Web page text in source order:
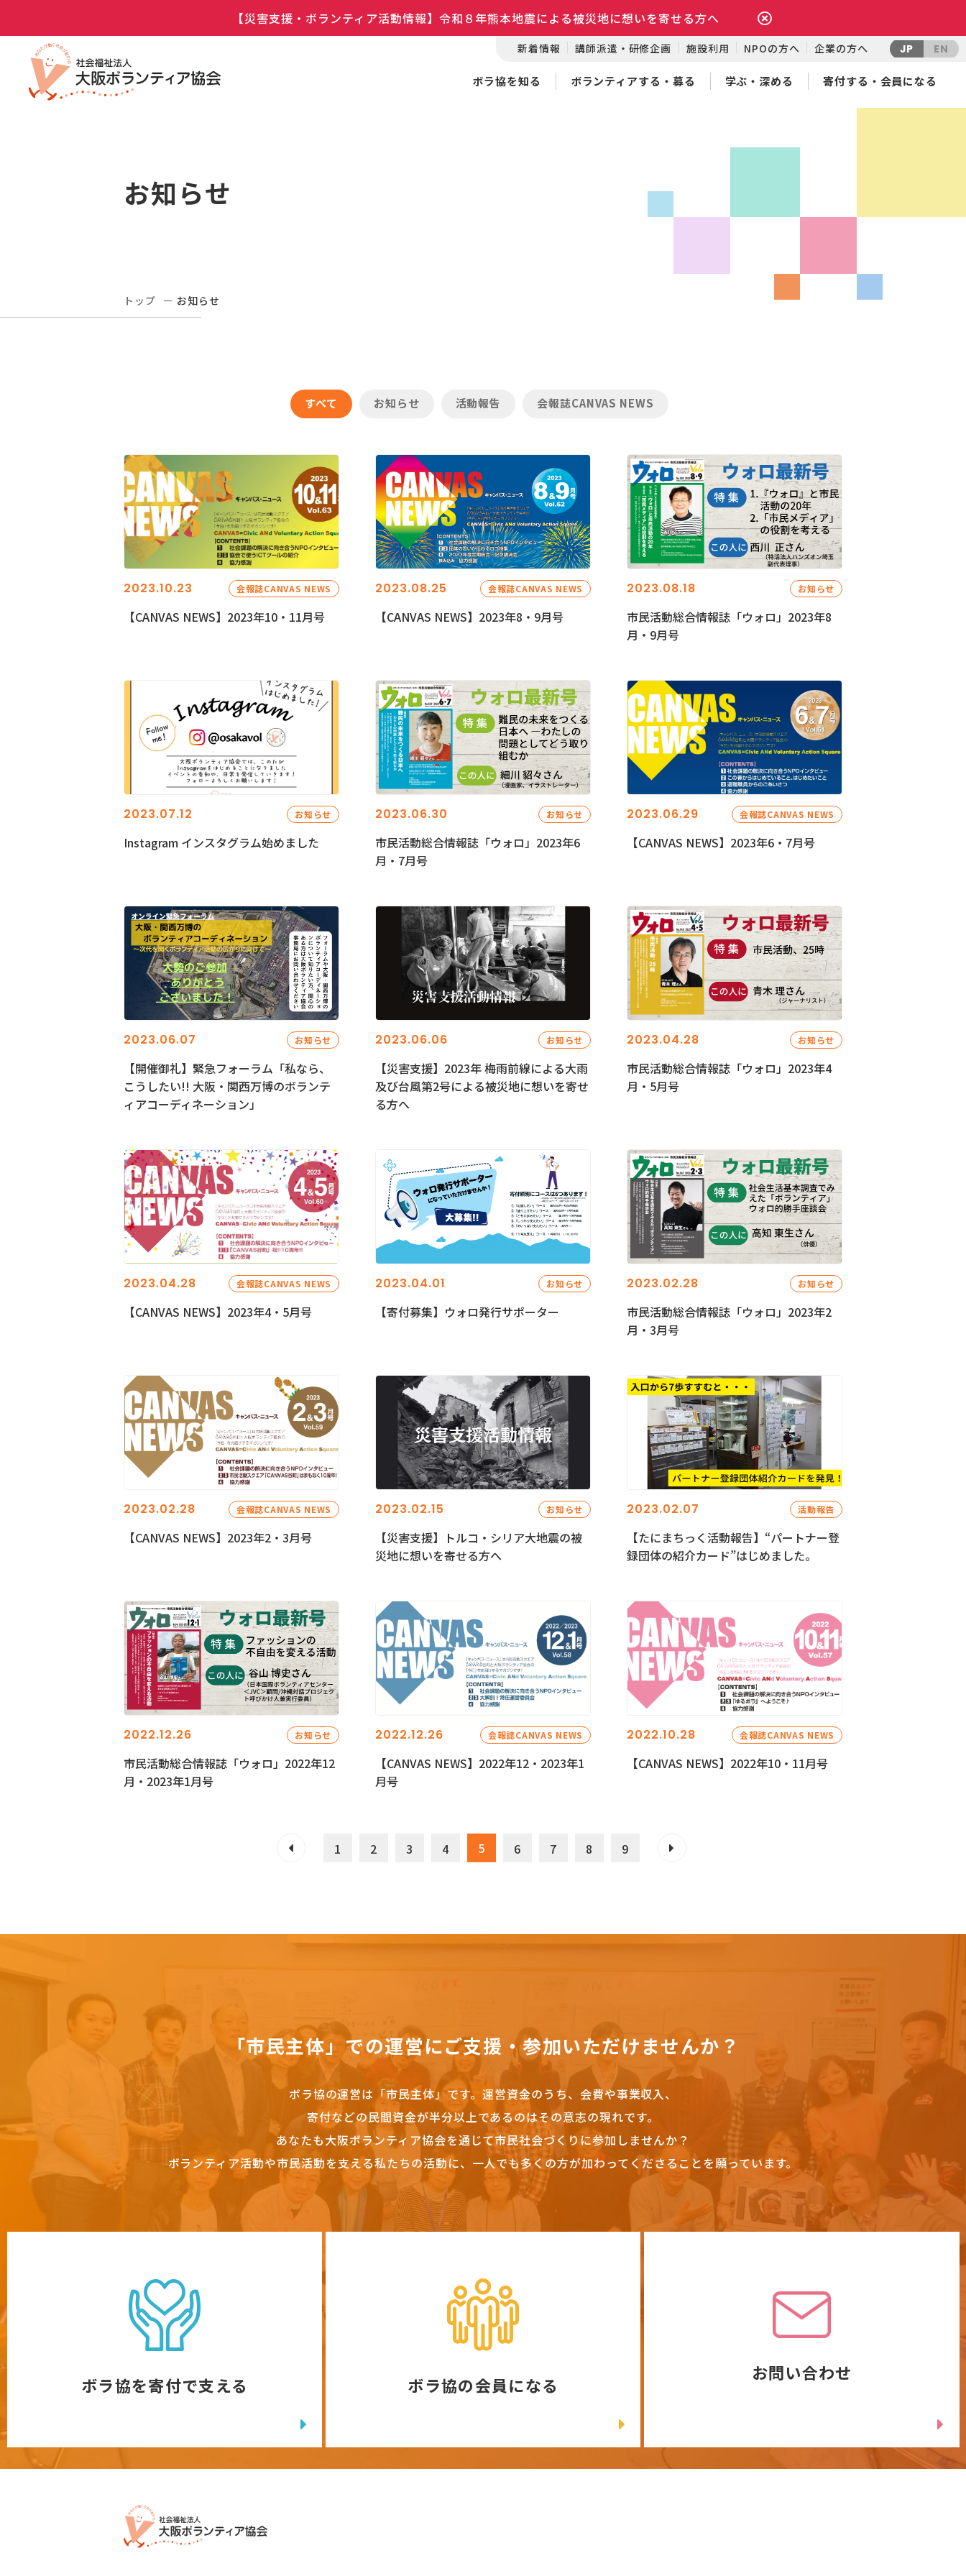
【災害支援・ボランティア活動情報】令和８年熊本地震による被災地に想いを寄せる方へ
新着情報 講師派遣・研修企画 施設利用 NPOの方へ 企業の方へ JP EN
ボラ協を知る ボランティアする・募る 学ぶ・深める 寄付する・会員になる
お知らせ
トップ お知らせ
すべて お知らせ 活動報告 会報誌CANVAS NEWS
2023.10.23 会報誌CANVAS NEWS
【CANVAS NEWS】2023年10・11月号
2023.08.25 会報誌CANVAS NEWS
【CANVAS NEWS】2023年8・9月号
2023.08.18 お知らせ
市民活動総合情報誌「ウォロ」2023年8
月・9月号
2023.07.12 お知らせ
Instagram インスタグラム始めました
2023.06.30 お知らせ
市民活動総合情報誌「ウォロ」2023年6
月・7月号
2023.06.29 会報誌CANVAS NEWS
【CANVAS NEWS】2023年6・7月号
2023.06.07 お知らせ
【開催御礼】緊急フォーラム「私なら、
こうしたい!! 大阪・関西万博のボランテ
ィアコーディネーション」
2023.06.06 お知らせ
【災害支援】2023年 梅雨前線による大雨
及び台風第2号による被災地に想いを寄せ
る方へ
2023.04.28 お知らせ
市民活動総合情報誌「ウォロ」2023年4
月・5月号
2023.04.28 会報誌CANVAS NEWS
【CANVAS NEWS】2023年4・5月号
2023.04.01 お知らせ
【寄付募集】ウォロ発行サポーター
2023.02.28 お知らせ
市民活動総合情報誌「ウォロ」2023年2
月・3月号
2023.02.28 会報誌CANVAS NEWS
【CANVAS NEWS】2023年2・3月号
2023.02.15 お知らせ
【災害支援】トルコ・シリア大地震の被
災地に想いを寄せる方へ
2023.02.07 活動報告
【たにまちっく活動報告】“パートナー登
録団体の紹介カード”はじめました。
2022.12.26 お知らせ
市民活動総合情報誌「ウォロ」2022年12
月・2023年1月号
2022.12.26 会報誌CANVAS NEWS
【CANVAS NEWS】2022年12・2023年1
月号
2022.10.28 会報誌CANVAS NEWS
【CANVAS NEWS】2022年10・11月号
1 2 3 4 5 6 7 8 9
「市民主体」での運営にご支援・参加いただけませんか？
ボラ協の運営は「市民主体」です。 運営資金のうち、会費や事業収入、
寄付などの民間資金が半分以上であるのはその意志の現れです。
あなたも大阪ボランティア協会を通じて市民社会づくりに参加しませんか？
ボランティア活動や市民活動を支える私たちの活動に、一人でも多くの方が加わってくださることを願っています。
ボラ協を寄付で支える ボラ協の会員になる
お問い合わせ